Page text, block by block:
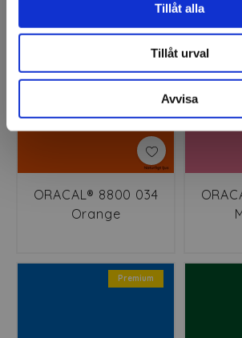
Tillåt alla
Tillåt urval
Avvisa
Premium
ORACAL® 8800 034
Orange
Premium